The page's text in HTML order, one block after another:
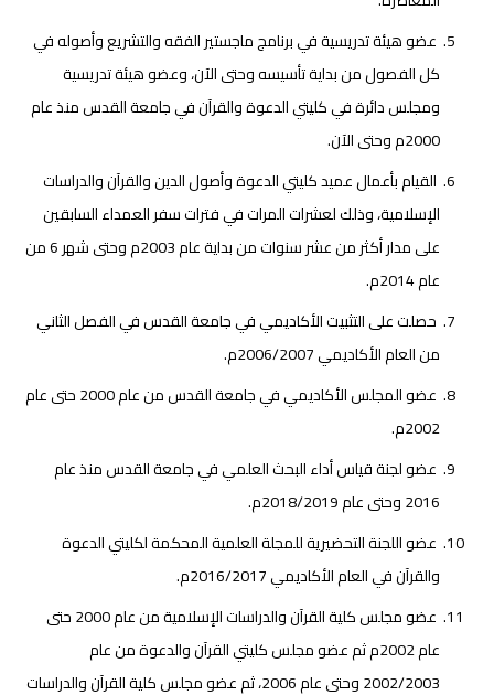
عضو هيئة تدريسية في برنامج ماجستير الفقه والتشريع وأصوله في
كل الفصول من بداية تأسيسه وحتى الآن، وعضو هيئة تدريسية
ومجلس دائرة في كليتي الدعوة والقرآن في جامعة القدس منذ عام
2000م وحتى الآن.
القيام بأعمال عميد كليتي الدعوة وأصول الدين والقرآن والدراسات
الإسلامية، وذلك لعشرات المرات في فترات سفر العمداء السابقين
على مدار أكثر من عشر سنوات من بداية عام 2003م وحتى شهر 6 من
عام 2014م.
حصلت على التثبيت الأكاديمي في جامعة القدس في الفصل الثاني
من العام الأكاديمي 2006/2007م.
عضو المجلس الأكاديمي في جامعة القدس من عام 2000 حتى عام
2002م.
عضو لجنة قياس أداء البحث العلمي في جامعة القدس منذ عام
2016 وحتى عام 2018/2019م.
عضو اللجنة التحضيرية للمجلة العلمية المحكمة لكليتي الدعوة
والقرآن في العام الأكاديمي 2016/2017م.
عضو مجلس كلية القرآن والدراسات الإسلامية من عام 2000 حتى
عام 2002م ثم عضو مجلس كليتي القرآن والدعوة من عام
2002/2003 وحتى عام 2006، ثم عضو مجلس كلية القرآن والدراسات